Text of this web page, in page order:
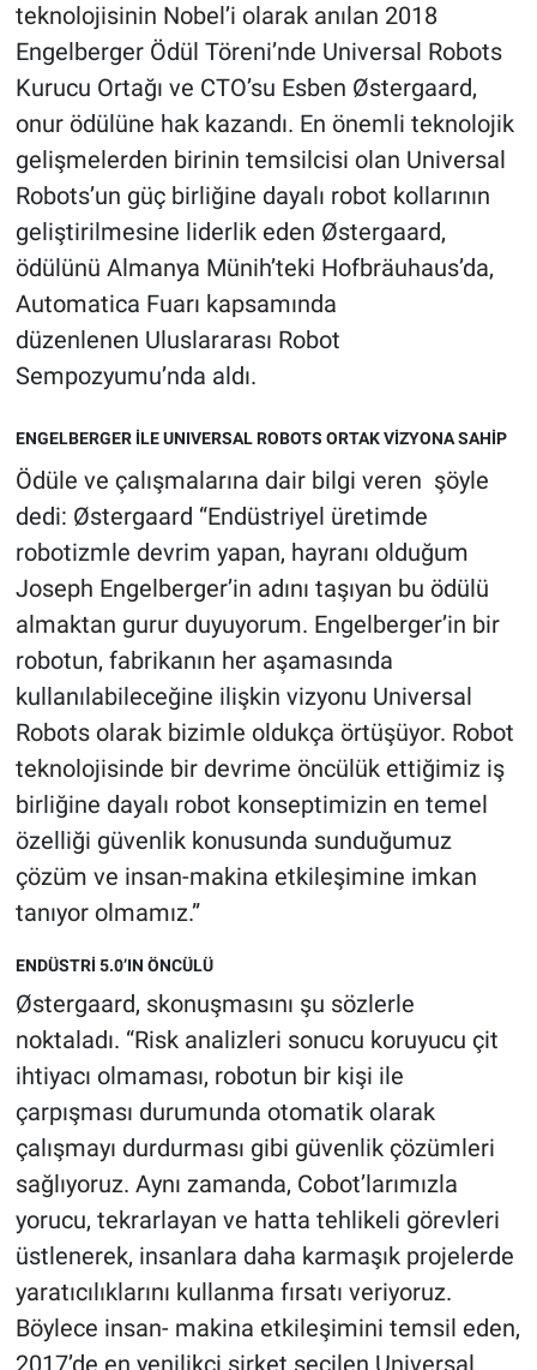
teknolojisinin Nobel’i olarak anılan 2018
Engelberger Ödül Töreni’nde Universal Robots
Kurucu Ortağı ve CTO’su Esben Østergaard,
onur ödülüne hak kazandı. En önemli teknolojik
gelişmelerden birinin temsilcisi olan Universal
Robots’un güç birliğine dayalı robot kollarının
geliştirilmesine liderlik eden Østergaard,
ödülünü Almanya Münih’teki Hofbräuhaus’da,
Automatica Fuarı kapsamında
düzenlenen Uluslararası Robot
Sempozyumu’nda aldı.
ENGELBERGER İLE UNIVERSAL ROBOTS ORTAK VİZYONA SAHİP
Ödüle ve çalışmalarına dair bilgi veren şöyle
dedi: Østergaard “Endüstriyel üretimde
robotizmle devrim yapan, hayranı olduğum
Joseph Engelberger’in adını taşıyan bu ödülü
almaktan gurur duyuyorum. Engelberger’in bir
robotun, fabrikanın her aşamasında
kullanılabileceğine ilişkin vizyonu Universal
Robots olarak bizimle oldukça örtüşüyor. Robot
teknolojisinde bir devrime öncülük ettiğimiz iş
birliğine dayalı robot konseptimizin en temel
özelliği güvenlik konusunda sunduğumuz
çözüm ve insan-makina etkileşimine imkan
tanıyor olmamız.”
ENDÜSTRİ 5.0’IN ÖNCÜLÜ
Østergaard, skonuşmasını şu sözlerle
noktaladı. “Risk analizleri sonucu koruyucu çit
ihtiyacı olmaması, robotun bir kişi ile
çarpışması durumunda otomatik olarak
çalışmayı durdurması gibi güvenlik çözümleri
sağlıyoruz. Aynı zamanda, Cobot’larımızla
yorucu, tekrarlayan ve hatta tehlikeli görevleri
üstlenerek, insanlara daha karmaşık projelerde
yaratıcılıklarını kullanma fırsatı veriyoruz.
Böylece insan- makina etkileşimini temsil eden,